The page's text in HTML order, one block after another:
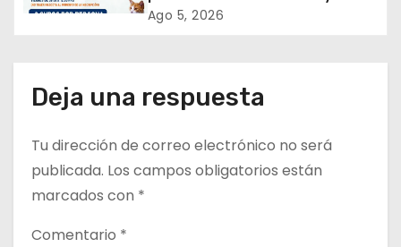
tenencia responsable!
Ago 5, 2026
Deja una respuesta
Tu dirección de correo electrónico no será
publicada. Los campos obligatorios están
marcados con *
Comentario *